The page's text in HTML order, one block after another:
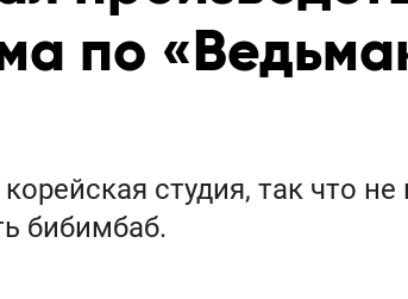
по
студия, так что не
бибимбаб.